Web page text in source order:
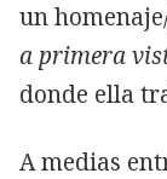
un
a primera
donde ella
A medias